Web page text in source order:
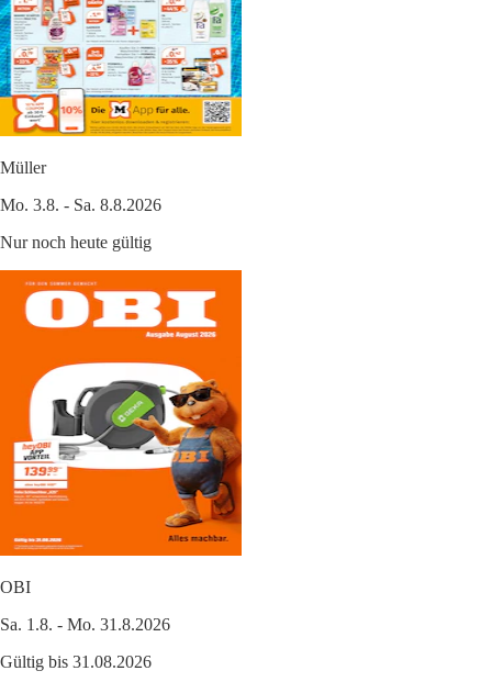
Müller
Mo. 3.8. - Sa. 8.8.2026
Nur noch heute gültig
OBI
Sa. 1.8. - Mo. 31.8.2026
Gültig bis 31.08.2026